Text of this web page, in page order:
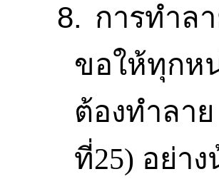
8. การทําล
ขอให้ทุกห
ต้องทําลาย
ที่25) อย่าง